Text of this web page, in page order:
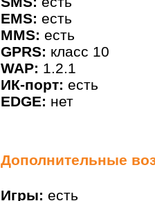
EMS: есть
MMS: есть
GPRS: класс 10
WAP: 1.2.1
ИК-порт: есть
EDGE: нет
Дополнительные
Игры: есть